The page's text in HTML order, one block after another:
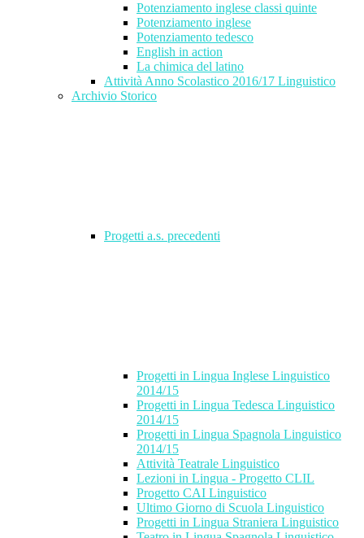
Potenziamento inglese classi quinte
Potenziamento inglese
Potenziamento tedesco
English in action
La chimica del latino
Attività Anno Scolastico 2016/17 Linguistico
Archivio Storico
Progetti a.s. precedenti
Progetti in Lingua Inglese Linguistico
2014/15
Progetti in Lingua Tedesca Linguistico
2014/15
Progetti in Lingua Spagnola Linguistico
2014/15
Attività Teatrale Linguistico
Lezioni in Lingua - Progetto CLIL
Progetto CAI Linguistico
Ultimo Giorno di Scuola Linguistico
Progetti in Lingua Straniera Linguistico